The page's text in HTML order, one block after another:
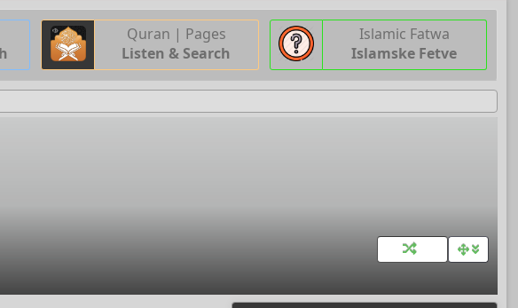
Quran | Pages
Listen & Search
Islamic Fatwa
Islamske Fetve